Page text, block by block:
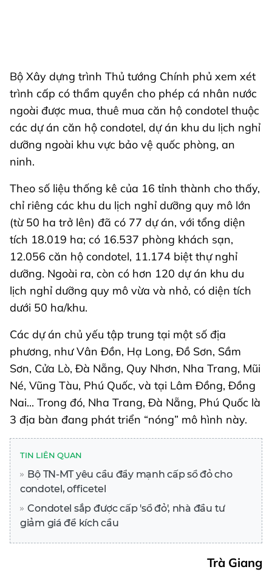
Bộ Xây dựng trình Thủ tướng Chính phủ xem xét
trình cấp có thẩm quyền cho phép cá nhân nước
ngoài được mua, thuê mua căn hộ condotel thuộc
các dự án căn hộ condotel, dự án khu du lịch nghỉ
dưỡng ngoài khu vực bảo vệ quốc phòng, an
ninh.
Theo số liệu thống kê của 16 tỉnh thành cho thấy,
chỉ riêng các khu du lịch nghỉ dưỡng quy mô lớn
(từ 50 ha trở lên) đã có 77 dự án, với tổng diện
tích 18.019 ha; có 16.537 phòng khách sạn,
12.056 căn hộ condotel, 11.174 biệt thự nghỉ
dưỡng. Ngoài ra, còn có hơn 120 dự án khu du
lịch nghỉ dưỡng quy mô vừa và nhỏ, có diện tích
dưới 50 ha/khu.
Các dự án chủ yếu tập trung tại một số địa
phương, như Vân Đồn, Hạ Long, Đồ Sơn, Sầm
Sơn, Cửa Lò, Đà Nẵng, Quy Nhơn, Nha Trang, Mũi
Né, Vũng Tàu, Phú Quốc, và tại Lâm Đồng, Đồng
Nai... Trong đó, Nha Trang, Đà Nẵng, Phú Quốc là
3 địa bàn đang phát triển “nóng” mô hình này.
TIN LIÊN QUAN
Bộ TN-MT yêu cầu đẩy mạnh cấp sổ đỏ cho
condotel, officetel
Condotel sắp được cấp 'sổ đỏ', nhà đầu tư
giảm giá để kích cầu
Trà Giang